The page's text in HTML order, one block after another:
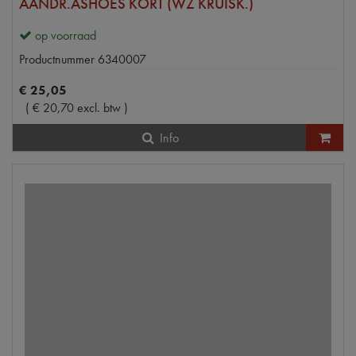
op voorraad
Productnummer 6340007
€ 25,05
( € 20,70excl. btw )
Info